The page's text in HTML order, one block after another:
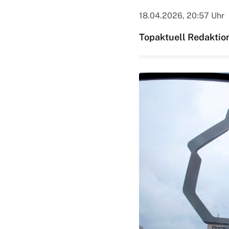
18.04.2026, 20:57 Uhr
Topaktuell